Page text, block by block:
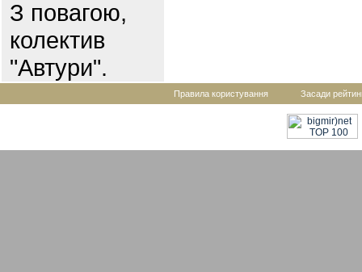
З повагою,
колектив
"Автури".
Правила користування Засади